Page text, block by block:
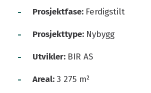
- Prosjektfase: Ferdigstilt
- Prosjekttype: Nybygg
- Utvikler: BIR AS
- Areal:3 275 m²